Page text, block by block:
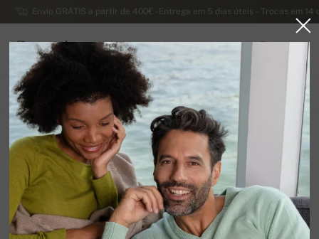
Envio GRÁTIS a partir de 400€ - Entrega em 5 dias úteis – Trocas em
Caxemira
PORTUGAL
Suéteres masculinos
Organizar por Filtrar
TODOS OS PRODUTOS PRIMAVERA / VERÃO EXCLUSIVA 2026